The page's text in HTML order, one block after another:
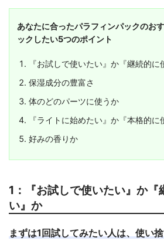
あなたに合ったパラフィンパックのお
ックしたい5つのポイント
『お試しで使いたい』か『継続的に
保湿成分の豊富さ
体のどのパーツに使うか
『ライトに始めたい』か『本格的に
好みの香りか
1：『お試しで使いたい』か『
い』か
まずは1回試してみたい人は、使い